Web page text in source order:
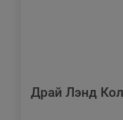
Драй Лэнд